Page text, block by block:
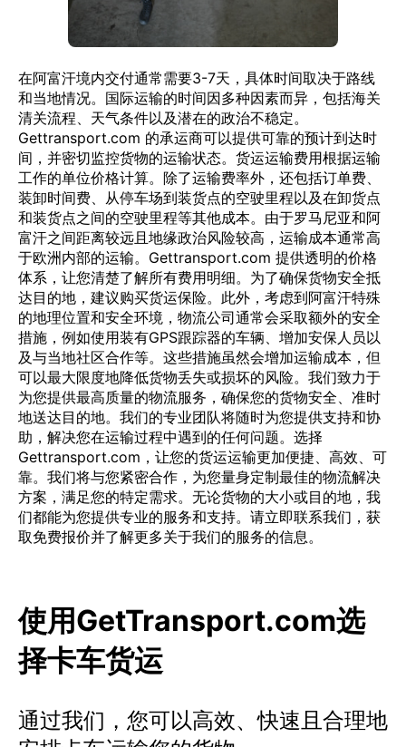
在阿富汗境内交付通常需要3-7天，具体时间取决于路线
和当地情况。国际运输的时间因多种因素而异，包括海关
清关流程、天气条件以及潜在的政治不稳定。
Gettransport.com 的承运商可以提供可靠的预计到达时
间，并密切监控货物的运输状态。货运运输费用根据运输
工作的单位价格计算。除了运输费率外，还包括订单费、
装卸时间费、从停车场到装货点的空驶里程以及在卸货点
和装货点之间的空驶里程等其他成本。由于罗马尼亚和阿
富汗之间距离较远且地缘政治风险较高，运输成本通常高
于欧洲内部的运输。Gettransport.com 提供透明的价格
体系，让您清楚了解所有费用明细。为了确保货物安全抵
达目的地，建议购买货运保险。此外，考虑到阿富汗特殊
的地理位置和安全环境，物流公司通常会采取额外的安全
措施，例如使用装有GPS跟踪器的车辆、增加安保人员以
及与当地社区合作等。这些措施虽然会增加运输成本，但
可以最大限度地降低货物丢失或损坏的风险。我们致力于
为您提供最高质量的物流服务，确保您的货物安全、准时
地送达目的地。我们的专业团队将随时为您提供支持和协
助，解决您在运输过程中遇到的任何问题。选择
Gettransport.com，让您的货运运输更加便捷、高效、可
靠。我们将与您紧密合作，为您量身定制最佳的物流解决
方案，满足您的特定需求。无论货物的大小或目的地，我
们都能为您提供专业的服务和支持。请立即联系我们，获
取免费报价并了解更多关于我们的服务的信息。
使用GetTransport.com选
择卡车货运
通过我们，您可以高效、快速且合理地